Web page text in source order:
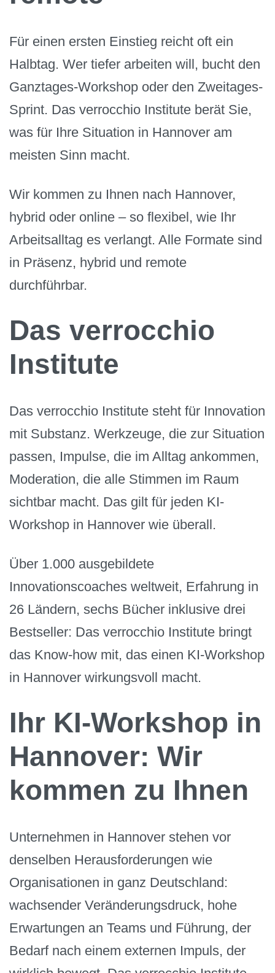
Für einen ersten Einstieg reicht oft ein
Halbtag. Wer tiefer arbeiten will, bucht den
Ganztages-Workshop oder den Zweitages-
Sprint. Das verrocchio Institute berät Sie,
was für Ihre Situation in Hannover am
meisten Sinn macht.
Wir kommen zu Ihnen nach Hannover,
hybrid oder online – so flexibel, wie Ihr
Arbeitsalltag es verlangt. Alle Formate sind
in Präsenz, hybrid und remote
durchführbar.
Das verrocchio
Institute
Das verrocchio Institute steht für Innovation
mit Substanz. Werkzeuge, die zur Situation
passen, Impulse, die im Alltag ankommen,
Moderation, die alle Stimmen im Raum
sichtbar macht. Das gilt für jeden KI-
Workshop in Hannover wie überall.
Über 1.000 ausgebildete
Innovationscoaches weltweit, Erfahrung in
26 Ländern, sechs Bücher inklusive drei
Bestseller: Das verrocchio Institute bringt
das Know-how mit, das einen KI-Workshop
in Hannover wirkungsvoll macht.
Ihr KI-Workshop in
Hannover: Wir
kommen zu Ihnen
Unternehmen in Hannover stehen vor
denselben Herausforderungen wie
Organisationen in ganz Deutschland:
wachsender Veränderungsdruck, hohe
Erwartungen an Teams und Führung, der
Bedarf nach einem externen Impuls, der